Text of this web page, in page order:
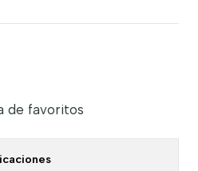
de favoritos